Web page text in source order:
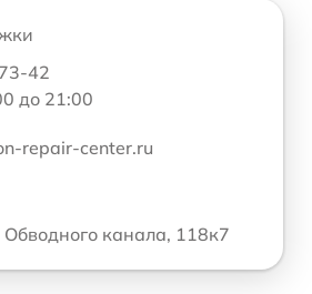
42
до 21:00
repair-center.ru
канала, 118к7